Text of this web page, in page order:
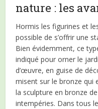
nature : les
Hormis les figurines et
possible de s’offrir une
Bien évidemment, ce
indiqué pour orner le
d’œuvre, en guise de
misent sur le bronze qui
la sculpture en bronze
intempéries. Dans tous